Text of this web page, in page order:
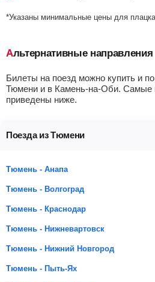
*Указаны минимальные цены для
Альтернативные направления
Билеты на поезд можно купить и
Тюмени и в Камень-на-Оби. Самые
приведены ниже.
Поезда из Тюмени
Тюмень - Анапа
Тюмень - Волгоград
Тюмень - Краснодар
Тюмень - Нижневартовск
Тюмень - Нижний Новгород
Тюмень - Пыть-Ях